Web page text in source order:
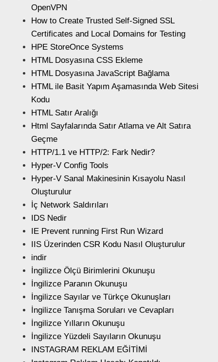
OpenVPN
How to Create Trusted Self-Signed SSL
Certificates and Local Domains for Testing
HPE StoreOnce Systems
HTML Dosyasına CSS Ekleme
HTML Dosyasına JavaScript Bağlama
HTML ile Basit Yapım Aşamasında Web Sitesi
Kodu
HTML Satır Aralığı
Html Sayfalarında Satır Atlama ve Alt Satıra
Geçme
HTTP/1.1 ve HTTP/2: Fark Nedir?
Hyper-V Config Tools
Hyper-V Sanal Makinesinin Kısayolu Nasıl
Oluşturulur
İç Network Saldırıları
IDS Nedir
IE Prevent running First Run Wizard
IIS Üzerinden CSR Kodu Nasıl Oluşturulur
indir
İngilizce Ölçü Birimlerini Okunuşu
İngilizce Paranın Okunuşu
İngilizce Sayılar ve Türkçe Okunuşları
İngilizce Tanışma Soruları ve Cevapları
İngilizce Yılların Okunuşu
İngilizce Yüzdeli Sayıların Okunuşu
INSTAGRAM REKLAM EĞİTİMİ